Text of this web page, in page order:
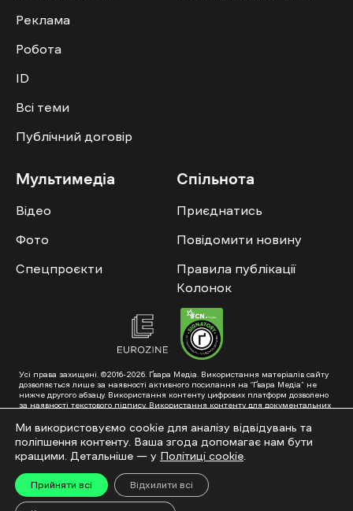
Реклама
Робота
ID
Всі теми
Публічний договір
Мультимедіа
Відео
Фото
Спецпроєкти
Спільнота
Приєднатись
Повідомити новину
Правила публікації
Колонок
Усі права захищені. ©2016-2026. Ґвара Медіа. Використання матеріалів сайту
дозволяється лише за наявності активного посилання на “Ґвара Медіа” не
нижче другого абзацу. Використання контенту цифрових платформ дозволено
за наявності текстового підпису. Використання контенту для документальних
схвалення від редакції.
Суб’єкт у сфері онлайн-медіа; ідентифікатор медіа – R40-01353. Поштова
адреса: ГО «Ґвара Медіа», 61057, Харків, вул. Гоголя, 14, абонентська скринька
№7400
Підкинь нам тему на пошту – hello@gwaramedia.com
Модернізація сайту:
Ми використовуємо cookie для аналізу відвідувань та
поліпшення контенту. Ваша згода допомагає нам бути
кращими. Детальніше — у Політиці cookie
Прийняти всі Відхилити всі